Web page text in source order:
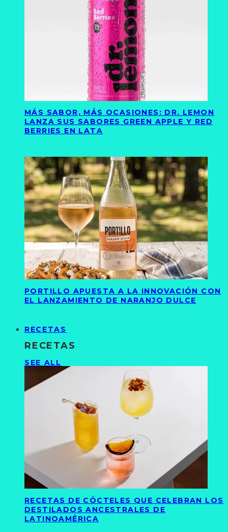
MÁS SABOR, MÁS OCASIONES: DR. LEMON
LANZA SUS SABORES GREEN APPLE Y RED
BERRIES EN LATA
PORTILLO APUESTA A LA INNOVACIÓN CON
EL LANZAMIENTO DE NARANJO DULCE
RECETAS
RECETAS
SEE ALL
RECETAS DE CÓCTELES QUE CELEBRAN LOS
DESTILADOS ANCESTRALES DE
LATINOAMÉRICA